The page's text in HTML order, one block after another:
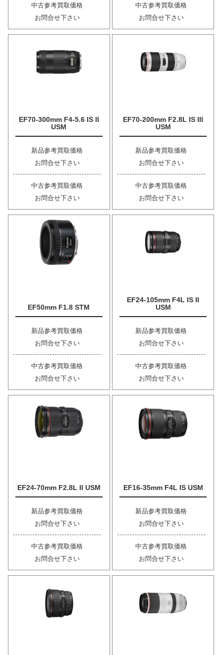
中古参考買取価格
お問合せ下さい
中古参考買取価格
お問合せ下さい
EF70-300mm F4-5.6 IS II
USM
新品参考買取価格
お問合せ下さい
中古参考買取価格
お問合せ下さい
EF70-200mm F2.8L IS III
USM
新品参考買取価格
お問合せ下さい
中古参考買取価格
お問合せ下さい
EF50mm F1.8 STM
新品参考買取価格
お問合せ下さい
中古参考買取価格
お問合せ下さい
EF24-105mm F4L IS II
USM
新品参考買取価格
お問合せ下さい
中古参考買取価格
お問合せ下さい
EF24-70mm F2.8L II USM
新品参考買取価格
お問合せ下さい
中古参考買取価格
お問合せ下さい
EF16-35mm F4L IS USM
新品参考買取価格
お問合せ下さい
中古参考買取価格
お問合せ下さい